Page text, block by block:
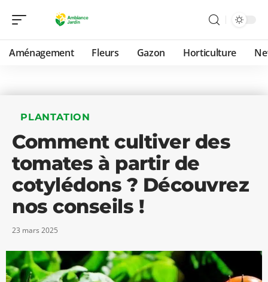
Aménagement Fleurs Gazon Horticulture
PLANTATION
Comment cultiver des
tomates à partir de
cotylédons ? Découvrez
nos conseils !
23 mars 2025